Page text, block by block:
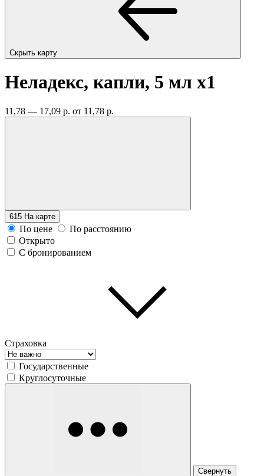
Скрыть карту
Неладекс, капли, 5 мл x1
11,78 — 17,09 р. от 11,78 р.
615 На карте
По цене
По расстоянию
Открыто
С бронированием
Страховка
Государственные
Круглосуточные
Свернуть